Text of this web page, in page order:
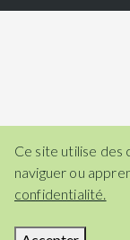
Ce site utilise des
naviguer ou
confidentialité.